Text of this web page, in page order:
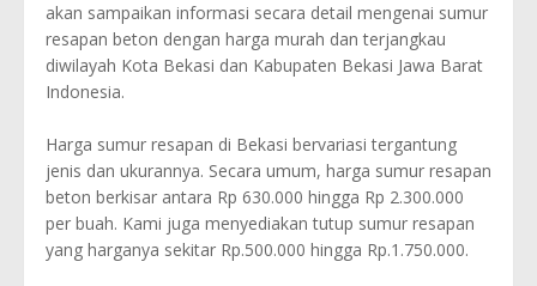
akan sampaikan informasi secara detail mengenai sumur
resapan beton dengan harga murah dan terjangkau
diwilayah Kota Bekasi dan Kabupaten Bekasi Jawa Barat
Indonesia.
Harga sumur resapan di Bekasi bervariasi tergantung
jenis dan ukurannya. Secara umum, harga sumur resapan
beton berkisar antara Rp 630.000 hingga Rp 2.300.000
per buah. Kami juga menyediakan tutup sumur resapan
yang harganya sekitar Rp.500.000 hingga Rp.1.750.000.